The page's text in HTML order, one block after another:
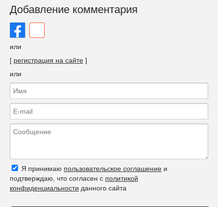
Добавление комментария
или
[ регистрация на сайте ]
или
Я принимаю пользовательское соглашение и
подтверждаю, что согласен с политикой
конфиденциальности данного сайта